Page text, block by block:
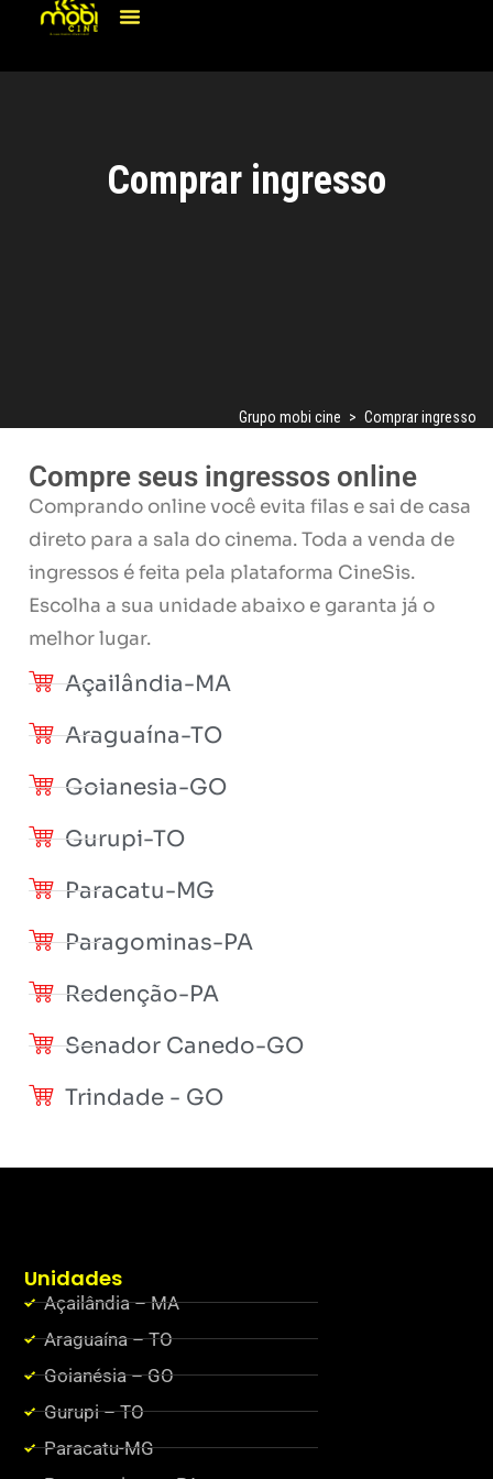
Comprar ingresso
Grupo mobi cine > Comprar ingresso
Compre seus ingressos online
Comprando online você evita filas e sai de casa
direto para a sala do cinema. Toda a venda de
ingressos é feita pela plataforma CineSis.
Escolha a sua unidade abaixo e garanta já o
melhor lugar.
Açailândia-MA
Araguaína-TO
Goianesia-GO
Gurupi-TO
Paracatu-MG
Paragominas-PA
Redenção-PA
Senador Canedo-GO
Trindade - GO
Unidades
Açailândia – MA
Araguaína – TO
Goianésia – GO
Gurupi – TO
Paracatu-MG